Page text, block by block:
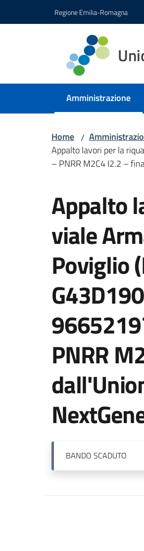
Regione Emilia-Romagna
Amministrazione
Menu selezionato
Home /
Appalto lavori per la
– PNRR M2C4 I2.2 –
Appalto
viale
Poviglio
PNRR
BANDO SCADUTO